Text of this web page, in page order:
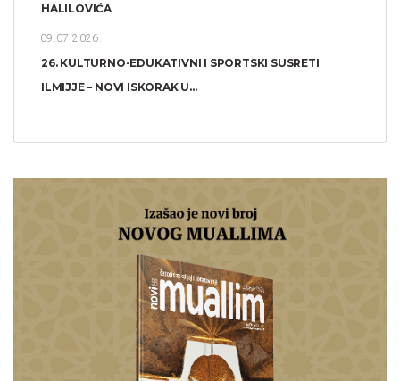
HALILOVIĆA
09.07.2026.
26. KULTURNO-EDUKATIVNI I SPORTSKI SUSRETI
ILMIJJE – NOVI ISKORAK U...